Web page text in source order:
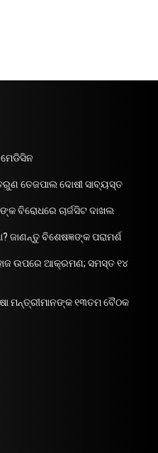
ମେଡିସିନ
ତେଜପାଲ ଦୋଷୀ ସାବ୍ୟସ୍ତ
ବିରୋଧରେ ଚାର୍ଜସିଟ ଦାଖଲ
ଜାଣନ୍ତୁ ବିଶେଷଜ୍ଞଙ୍କ ପରାମର୍ଶ
ଉପରେ ଆକ୍ରମଣ; ସମସ୍ତ ୧୪
ମନ୍ତ୍ରୀମାନଙ୍କ ୧୩ତମ ବୈଠକ